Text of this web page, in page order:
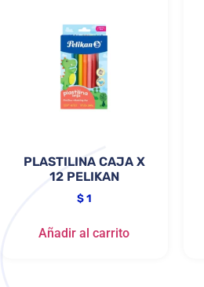
PLASTILINA CAJA X
12 PELIKAN
$1
Añadir al carrito